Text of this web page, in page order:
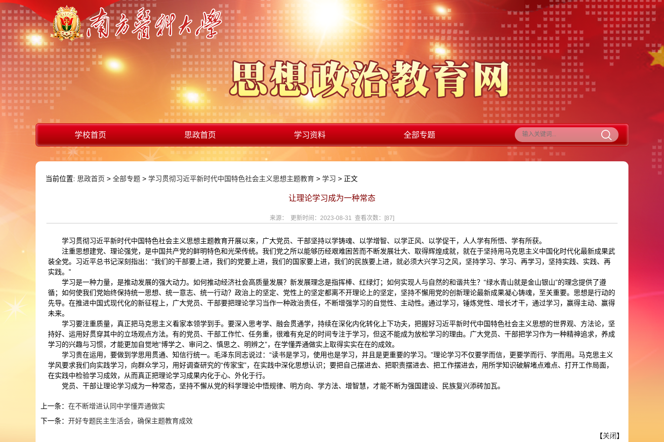
学校首页 思政首页 学习资料 全部专题
当前位置: 思政首页 > 全部专题 > 学习贯彻习近平新时代中国特色社会主义思想主题教育 > 学习 > 正文
让理论学习成为一种常态
来源： 更新时间：2023-08-31 查看次数：[87]
学习贯彻习近平新时代中国特色社会主义思想主题教育开展以来，广大党员、干部坚持以学铸魂、以学增智、以学正风、以学促干，人人学有所悟、学有所获。
注重思想建党、理论强党，是中国共产党的鲜明特色和光荣传统。我们党之所以能够历经艰难困苦而不断发展壮大、取得辉煌成就，就在于坚持用马克思主义中国化时代化最新成果武
装全党。习近平总书记深刻指出：“我们的干部要上进，我们的党要上进，我们的国家要上进，我们的民族要上进，就必须大兴学习之风，坚持学习、学习、再学习，坚持实践、实践、再
实践。”
学习是一种力量，是推动发展的强大动力。如何推动经济社会高质量发展？新发展理念是指挥棒、红绿灯；如何实现人与自然的和谐共生？“绿水青山就是金山银山”的理念提供了遵
循；如何使我们党始终保持统一思想、统一意志、统一行动？政治上的坚定、党性上的坚定都离不开理论上的坚定，坚持不懈用党的创新理论最新成果凝心铸魂，至关重要。思想是行动的
先导。在推进中国式现代化的新征程上，广大党员、干部要把理论学习当作一种政治责任，不断增强学习的自觉性、主动性。通过学习，锤炼党性、增长才干，通过学习，赢得主动、赢得
未来。
学习要注重质量，真正把马克思主义看家本领学到手。要深入思考学、融会贯通学，持续在深化内化转化上下功夫，把握好习近平新时代中国特色社会主义思想的世界观、方法论，坚
持好、运用好贯穿其中的立场观点方法。有的党员、干部工作忙、任务重，很难有充足的时间专注于学习，但这不能成为放松学习的理由。广大党员、干部把学习作为一种精神追求，养成
学习的兴趣与习惯，才能更加自觉地“博学之、审问之、慎思之、明辨之”，在学懂弄通做实上取得实实在在的成效。
学习贵在运用，要做到学思用贯通、知信行统一。毛泽东同志说过：“读书是学习，使用也是学习，并且是更重要的学习。”理论学习不仅要学而信，更要学而行、学而用。马克思主义
学风要求我们向实践学习，向群众学习，用好调查研究的“传家宝”，在实践中深化思想认识；要把自己摆进去、把职责摆进去、把工作摆进去，用所学知识破解堵点难点、打开工作局面，
在实践中检验学习成效，从而真正把理论学习成果内化于心、外化于行。
党员、干部让理论学习成为一种常态，坚持不懈从党的科学理论中悟规律、明方向、学方法、增智慧，才能不断为强国建设、民族复兴添砖加瓦。
上一条： 在不断增进认同中学懂弄通做实
下一条： 开好专题民主生活会，确保主题教育成效
【关闭】